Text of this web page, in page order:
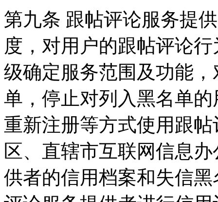
第九条 跟帖评论服务提
度，对用户的跟帖评论
级确定服务范围及功能
单，停止对列入黑名单
重新注册等方式使用跟
区、直辖市互联网信息
供者的信用档案和失信